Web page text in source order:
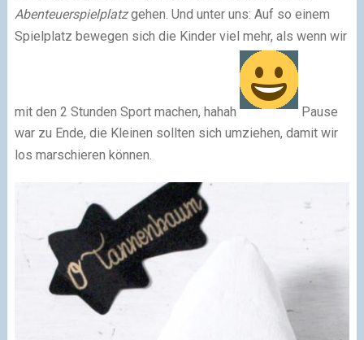
Abenteuerspielplatzgehen. Und unter uns: Auf so einem
Spielplatz bewegen sich die Kinder viel mehr, als wenn wir
mit den 2 Stunden Sport machen, hahah
Pause
war zu Ende, die Kleinen sollten sich umziehen, damit wir
los marschieren können.